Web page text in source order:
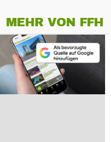
MEHR VON FFH